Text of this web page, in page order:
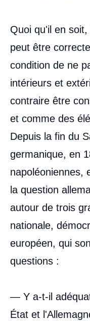
Quoi qu'il en
peut être
condition de ne
intérieurs et
contraire être
et comme des
Depuis la fin du
germanique, en
napoléoniennes,
la question
autour de trois
nationale,
européen, qui
questions :
— Y a-t-il
État et